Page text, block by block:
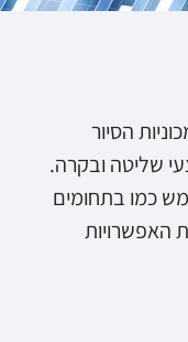
הסיור
שליטה ובקרה.
כמו בתחומים
האפשרויות